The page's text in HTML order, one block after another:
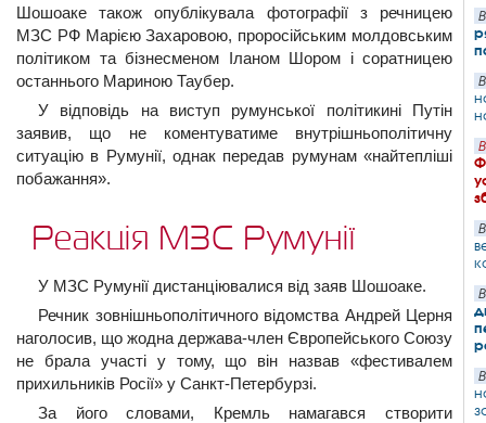
Шошоаке також опублікувала фотографії з речницею
МЗС РФ Марією Захаровою, проросійським молдовським
політиком та бізнесменом Іланом Шором і соратницею
останнього Мариною Таубер.
У відповідь на виступ румунської політикині Путін
заявив, що не коментуватиме внутрішньополітичну
ситуацію в Румунії, однак передав румунам «найтепліші
побажання».
Реакція МЗС Румунії
У МЗС Румунії дистанціювалися від заяв Шошоаке.
Речник зовнішньополітичного відомства Андрей Церня
наголосив, що жодна держава-член Європейського Союзу
не брала участі у тому, що він назвав «фестивалем
прихильників Росії» у Санкт-Петербурзі.
За його словами, Кремль намагався створити